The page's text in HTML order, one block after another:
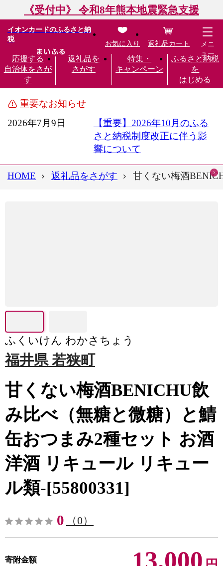
《受付中》 令和8年熊本地震緊急支援
イオンカードのふるさと納
税
応援する
自治体をさが
す
返礼品を
さがす
特集・
キャンペーン
ふるさと納税
を
はじめる
お気に入り 返礼品カート
メニ
ュー
重要なお知らせ
2026年7月9日
【重要】2026年10月のふる
さと納税制度改正に伴う影
響について
HOME 返礼品をさがす 甘くない梅酒
ふくいけん わかさちょう
福井県 若狭町
甘くない梅酒BENICHU飲
み比べ（無糖と微糖）と鯖
缶おつまみ2種セット お酒
洋酒 リキュール リキュー
ル類-[55800331]
0 （0）
寄附金額 13,000